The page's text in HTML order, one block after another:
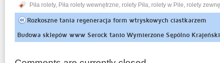
Piła rolety, Piła rolety wewnętrzne, rolety Piła, rolety w Pile, rolety
Rozkoszne tania regeneracja form wtryskowych ciastkarzem
Budowa sklepów www Serock tanio Wymierzone Sępólno
opinie biliby